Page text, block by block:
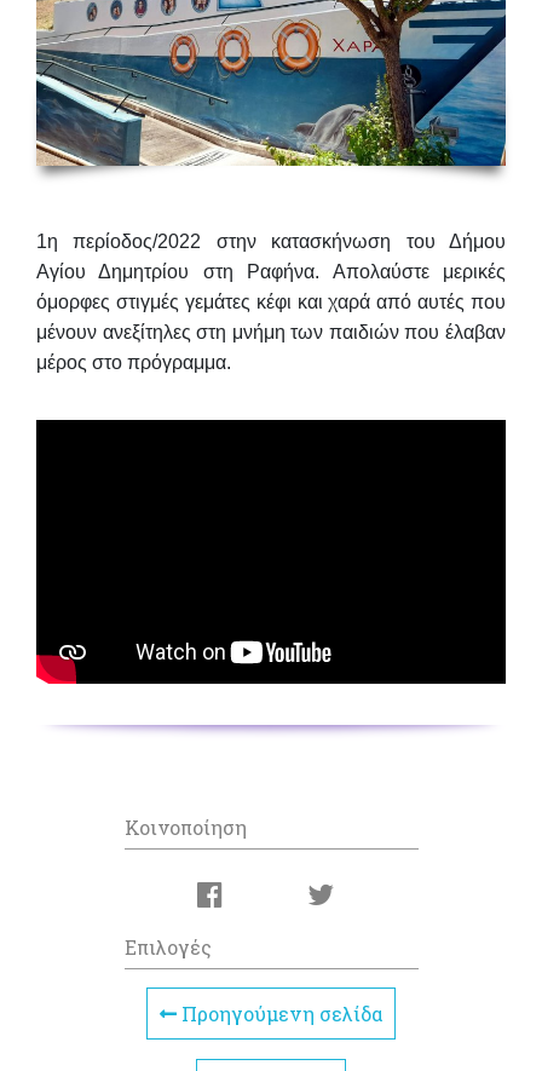
1η περίοδος/2022 στην κατασκήνωση του Δήμου
Αγίου Δημητρίου στη Ραφήνα. Απολαύστε μερικές
όμορφες στιγμές γεμάτες κέφι και χαρά από αυτές που
μένουν ανεξίτηλες στη μνήμη των παιδιών που έλαβαν
μέρος στο πρόγραμμα.
Κοινοποίηση
Επιλογές
Προηγούμενη σελίδα